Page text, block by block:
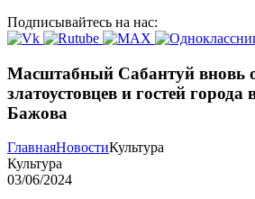
Подписывайтесь на нас:
Масштабный Сабантуй вновь
златоустовцев и гостей
Бажова
ГлавнаяНовостиКультура
Культура
03/06/2024